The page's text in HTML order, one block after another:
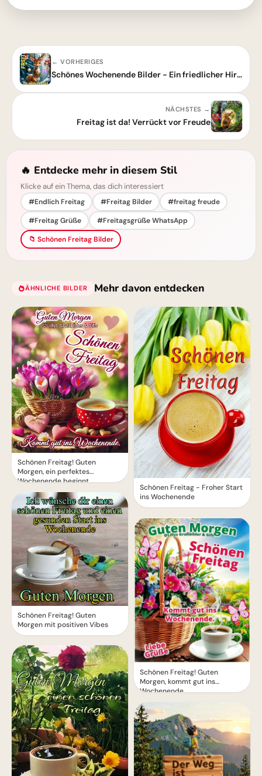
← VORHERIGES
Schönes Wochenende Bilder - Ein friedlicher Hirsch zum Entspannen
NÄCHSTES →
Freitag ist da! Verrückt vor Freude
🔥 Entdecke mehr in diesem Stil
Klicke auf ein Thema, das dich interessiert
#Endlich Freitag #Freitag Bilder
#freitag freude
#Freitag Grüße
#Freitagsgrüße WhatsApp
📁 Schönen Freitag Bilder
ÄHNLICHE BILDER Mehr davon entdecken
Schönen Freitag! Guten
Morgen, ein perfektes
Wochenende beginnt
Schönen Freitag! Guten
Morgen mit positiven Vibes
Schönen Freitag - Froher Start
ins Wochenende
Schönen Freitag! Guten
Morgen, kommt gut ins
Wochenende